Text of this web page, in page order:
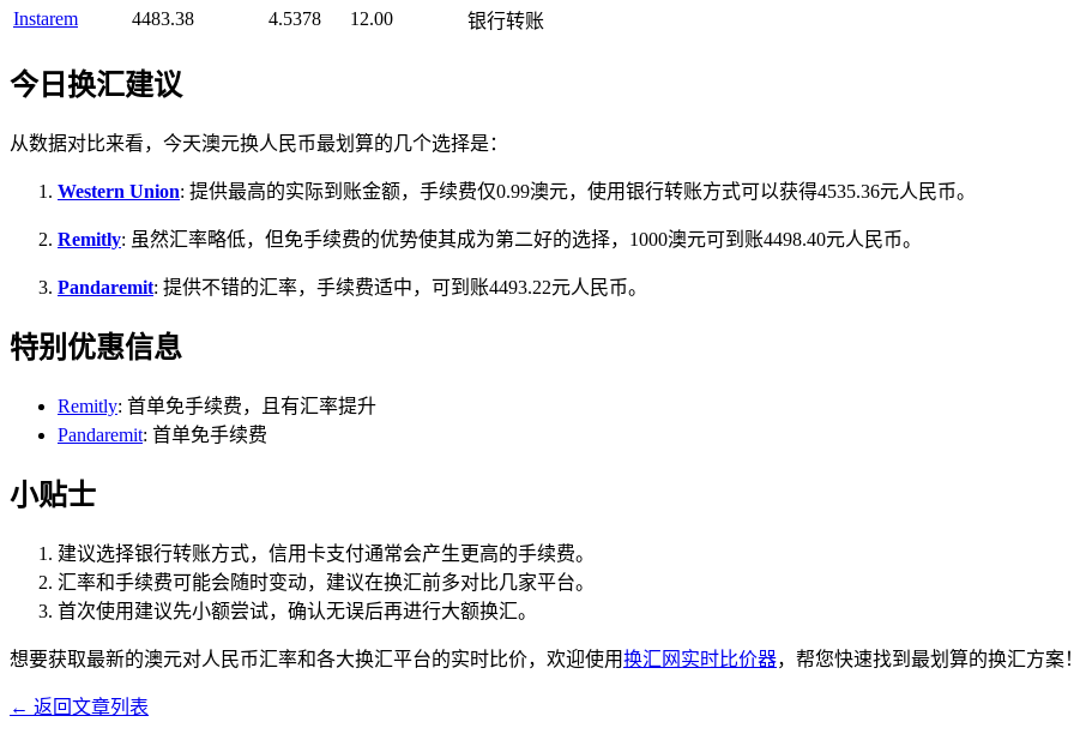
Instarem
4483.38 4.5378 12.00 银行转账
今日换汇建议
从数据对比来看，今天澳元换人民币最划算的几个选择是：
Western Union: 提供最高的实际到账金额，手续费仅0.99澳元，使用银行转账方式可以获得4535.36元人民币。
Remitly: 虽然汇率略低，但免手续费的优势使其成为第二好的选择，1000澳元可到账4498.40元人民币。
Pandaremit: 提供不错的汇率，手续费适中，可到账4493.22元人民币。
特别优惠信息
Remitly: 首单免手续费，且有汇率提升
Pandaremit: 首单免手续费
小贴士
建议选择银行转账方式，信用卡支付通常会产生更高的手续费。
汇率和手续费可能会随时变动，建议在换汇前多对比几家平台。
首次使用建议先小额尝试，确认无误后再进行大额换汇。
想要获取最新的澳元对人民币汇率和各大换汇平台的实时比价，欢迎使用换汇网实时比价器，帮您快速找到最划算的换汇方案
← 返回文章列表